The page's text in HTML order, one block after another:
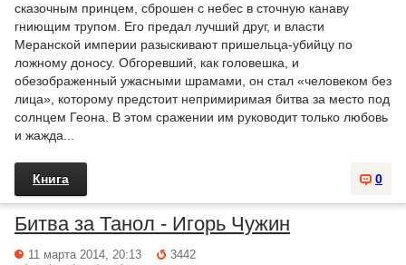
сказочным принцем, сброшен с небес в сточную канаву
гниющим трупом. Его предал лучший друг, и власти
Меранской империи разыскивают пришельца-убийцу по
ложному доносу. Обгоревший, как головешка, и
обезображенный ужасными шрамами, он стал «человеком без
лица», которому предстоит непримиримая битва за место под
солнцем Геона. В этом сражении им руководит только любовь
и жажда...
0
Книга
Битва за Танол - Игорь Чужин
11 марта 2014, 20:13 3442